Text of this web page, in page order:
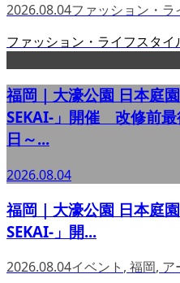
2026.08.04ファッション・
ファッション・ライフスタイ
福岡｜大濠公園 日本庭
SEKAI-」開催 改修前最
日～...
2026.08.04
福岡｜大濠公園 日本庭
SEKAI-」開...
2026.08.04イベント , 福岡, ア